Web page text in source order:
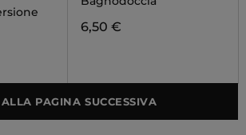
6,50 €
PAGINA SUCCESSIVA